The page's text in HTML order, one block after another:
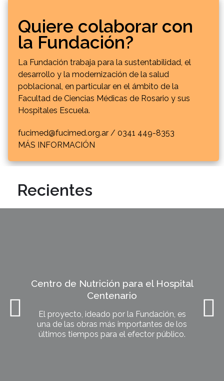
Quiere colaborar con
la Fundación?
La Fundación trabaja para la sustentabilidad, el
desarrollo y la modernización de la salud
poblacional, en particular en el ámbito de la
Facultad de Ciencias Médicas de Rosario y sus
Hospitales Escuela.
fucimed@fucimed.org.ar / 0341 449-8353
MÁS INFORMACIÓN
Recientes
Centro de Nutrición para el Hospital
Centenario
El proyecto, ideado por la Fundación, es
una de las obras más importantes de los
últimos tiempos para el efector público.